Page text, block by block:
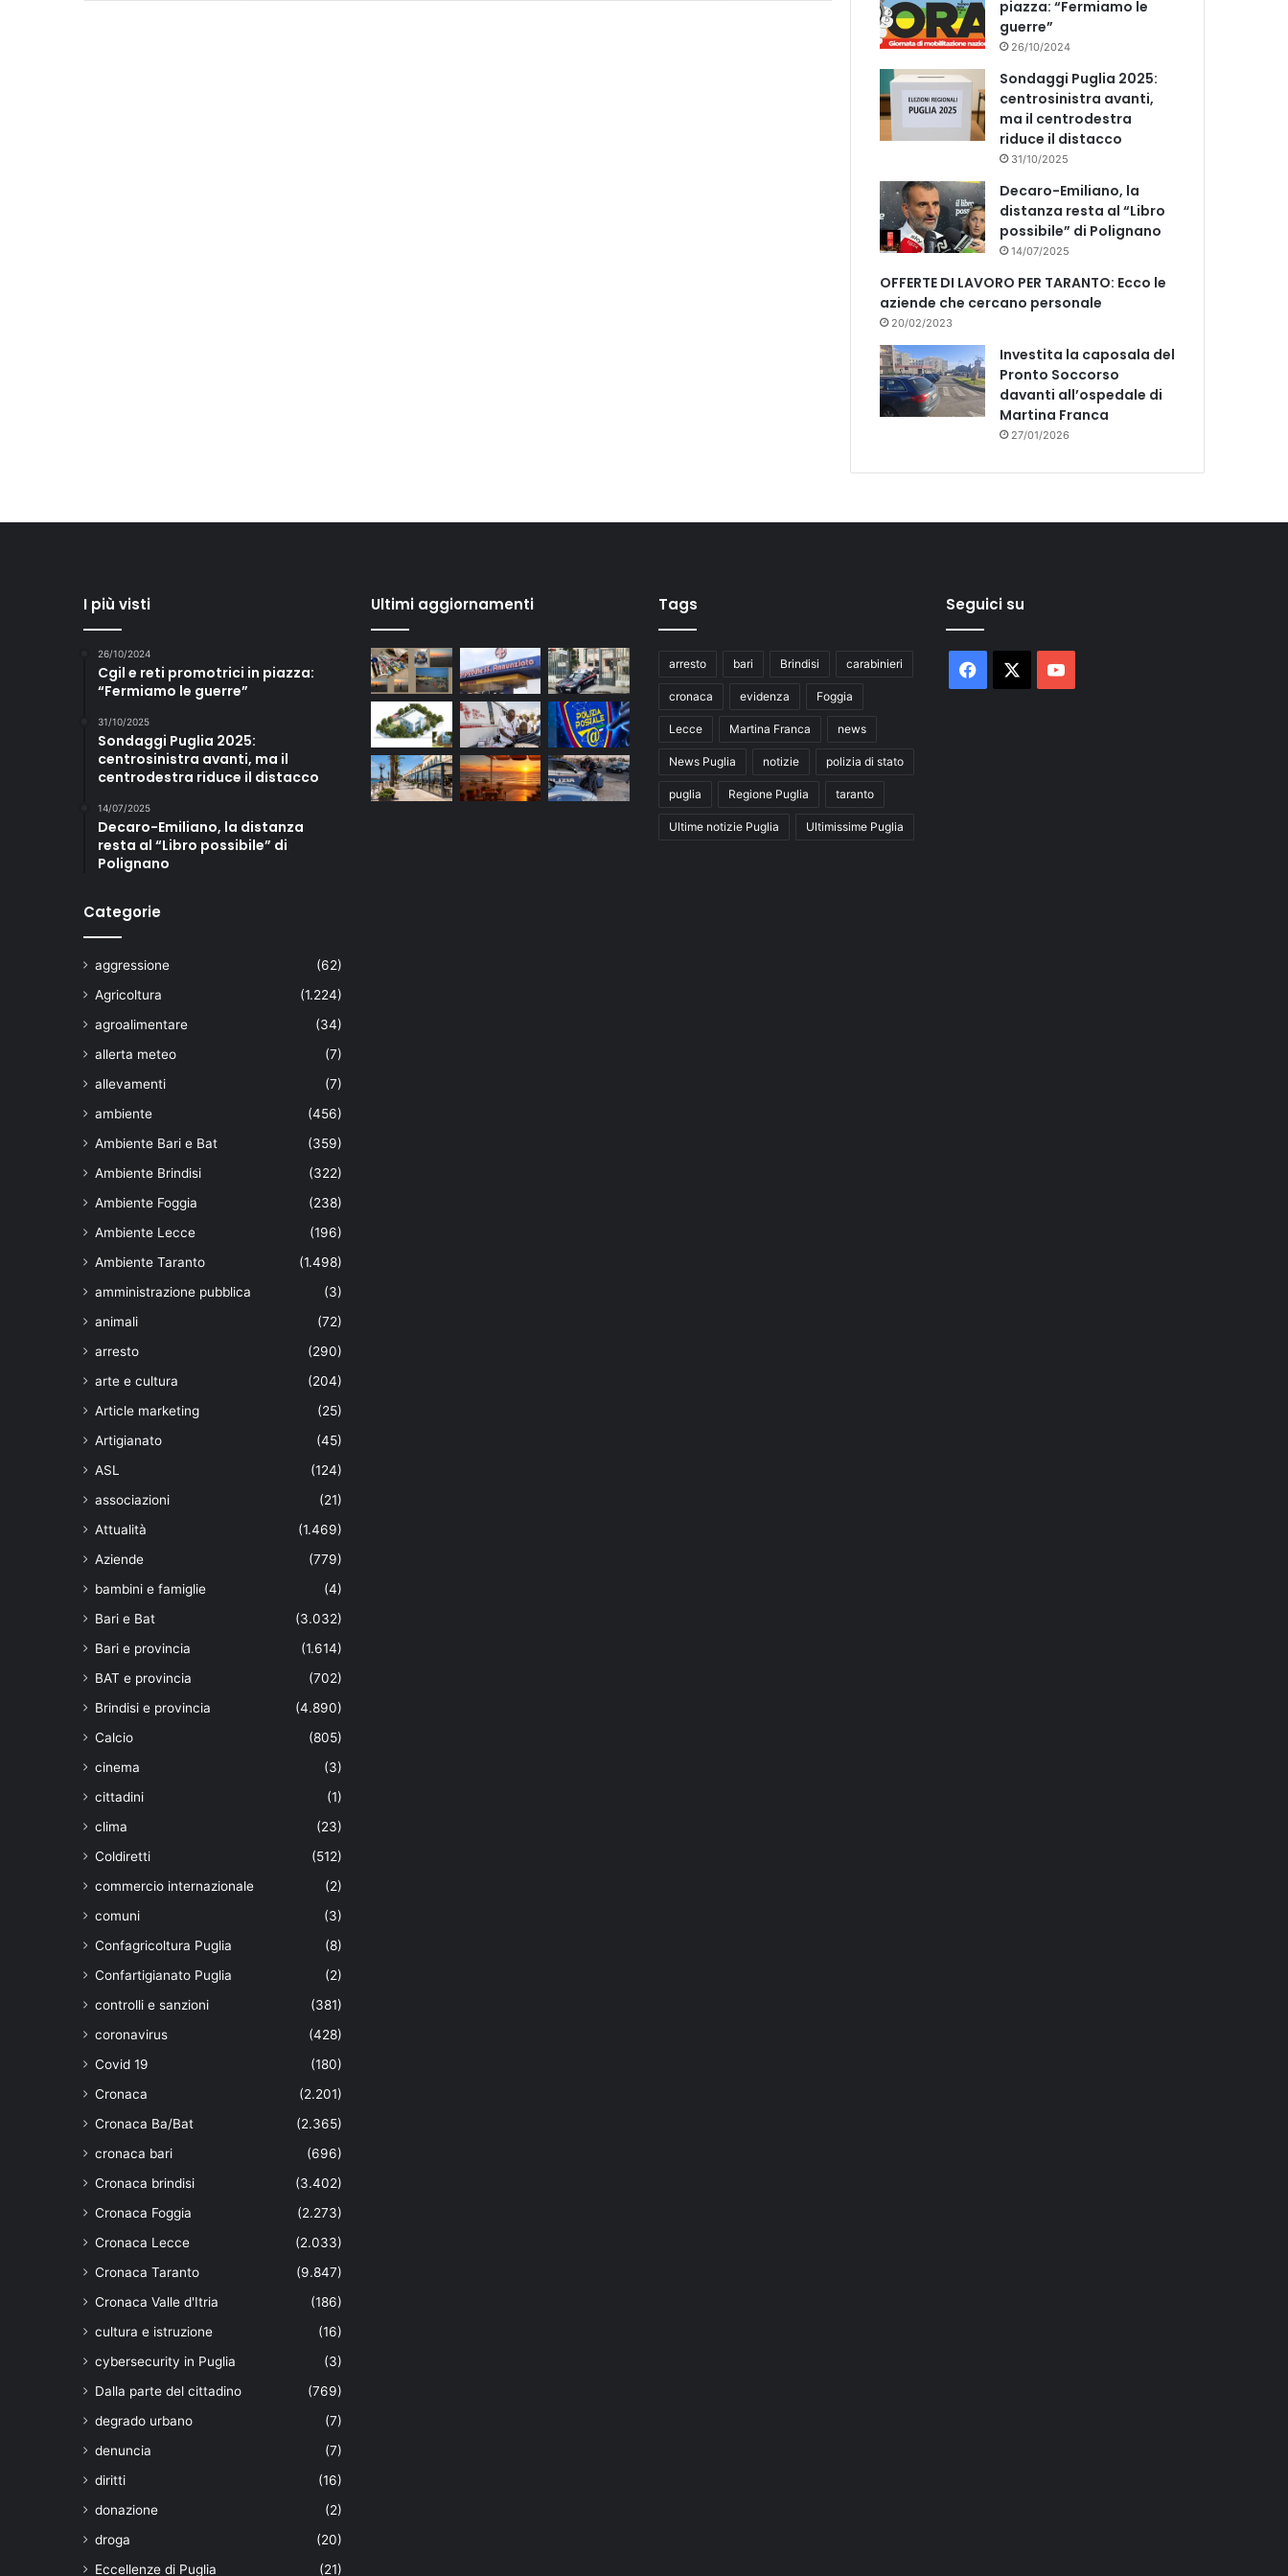
piazza: “Fermiamo le
guerre”
26/10/2024
Sondaggi Puglia 2025:
centrosinistra avanti,
ma il centrodestra
riduce il distacco
31/10/2025
Decaro-Emiliano, la
distanza resta al “Libro
possibile” di Polignano
14/07/2025
OFFERTE DI LAVORO PER TARANTO: Ecco le
aziende che cercano personale
20/02/2023
Investita la caposala del
Pronto Soccorso
davanti all’ospedale di
Martina Franca
27/01/2026
I più visti
26/10/2024
Cgil e reti promotrici in piazza:
“Fermiamo le guerre”
31/10/2025
Sondaggi Puglia 2025:
centrosinistra avanti, ma il
centrodestra riduce il distacco
14/07/2025
Decaro-Emiliano, la distanza
resta al “Libro possibile” di
Polignano
Categorie
aggressione
(62)
Agricoltura
(1.224)
agroalimentare
(34)
allerta meteo
(7)
allevamenti
(7)
ambiente
(456)
Ambiente Bari e Bat
(359)
Ambiente Brindisi
(322)
Ambiente Foggia
(238)
Ambiente Lecce
(196)
Ambiente Taranto
(1.498)
amministrazione pubblica
(3)
animali
(72)
arresto
(290)
arte e cultura
(204)
Article marketing
(25)
Artigianato
(45)
ASL
(124)
associazioni
(21)
Attualità
(1.469)
Aziende
(779)
bambini e famiglie
(4)
Bari e Bat
(3.032)
Bari e provincia
(1.614)
BAT e provincia
(702)
Brindisi e provincia
(4.890)
Calcio
(805)
cinema
(3)
cittadini
(1)
clima
(23)
Coldiretti
(512)
commercio internazionale
(2)
comuni
(3)
Confagricoltura Puglia
(8)
Confartigianato Puglia
(2)
controlli e sanzioni
(381)
coronavirus
(428)
Covid 19
(180)
Cronaca
(2.201)
Cronaca Ba/Bat
(2.365)
cronaca bari
(696)
Cronaca brindisi
(3.402)
Cronaca Foggia
(2.273)
Cronaca Lecce
(2.033)
Cronaca Taranto
(9.847)
Cronaca Valle d'Itria
(186)
cultura e istruzione
(16)
cybersecurity in Puglia
(3)
Dalla parte del cittadino
(769)
degrado urbano
(7)
denuncia
(7)
diritti
(16)
donazione
(2)
droga
(20)
Eccellenze di Puglia
(21)
Ultimi aggiornamenti Tags
arresto bari Brindisi carabinieri
cronaca evidenza Foggia
Lecce Martina Franca news
News Puglia notizie polizia di stato
puglia Regione Puglia taranto
Ultime notizie Puglia Ultimissime Puglia
Seguici su
Facebook